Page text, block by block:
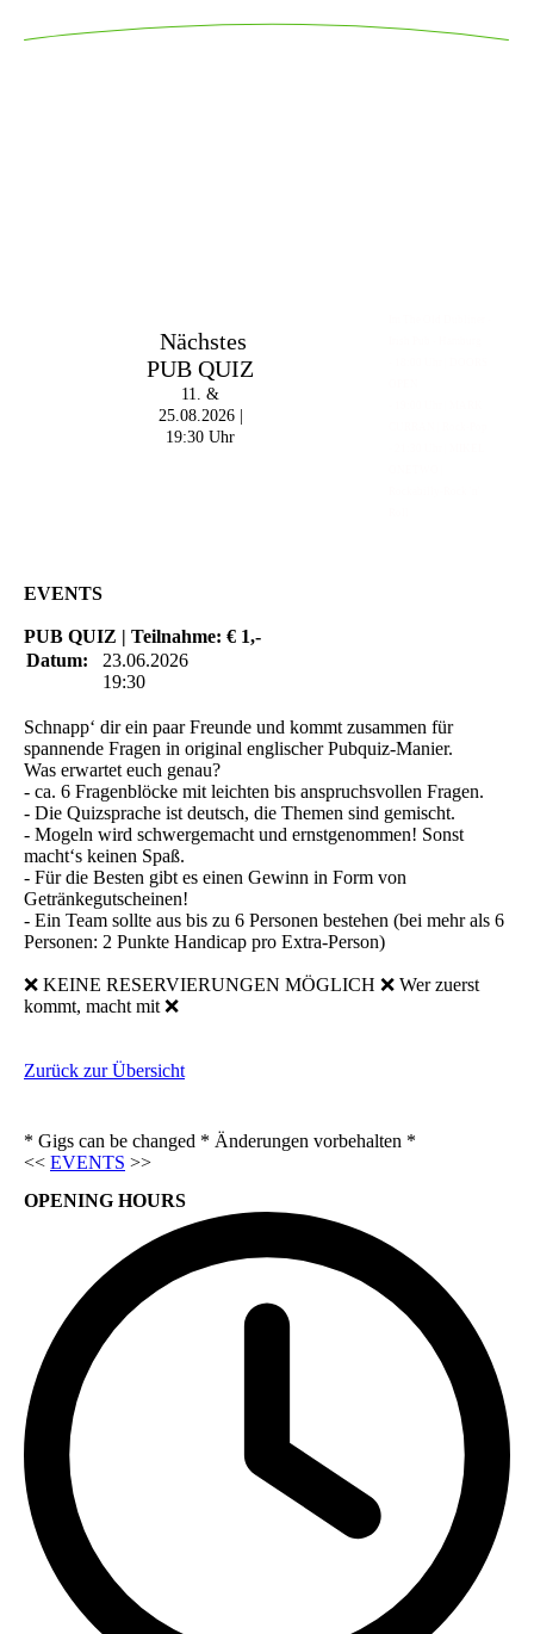
Nächstes
PUB QUIZ
11. &
25.08.2026 |
19:30 Uhr
EVENTS
PUB QUIZ | Teilnahme: € 1,-
Datum:
23.06.2026
19:30
Schnapp‘ dir ein paar Freunde und kommt zusammen für
spannende Fragen in original englischer Pubquiz-Manier.
Was erwartet euch genau?
- ca. 6 Fragenblöcke mit leichten bis anspruchsvollen Fragen.
- Die Quizsprache ist deutsch, die Themen sind gemischt.
- Mogeln wird schwergemacht und ernstgenommen! Sonst
macht‘s keinen Spaß.
- Für die Besten gibt es einen Gewinn in Form von
Getränkegutscheinen!
- Ein Team sollte aus bis zu 6 Personen bestehen (bei mehr als 6
Personen: 2 Punkte Handicap pro Extra-Person)
❌ KEINE RESERVIERUNGEN MÖGLICH ❌ Wer zuerst
kommt, macht mit ❌
Zurück zur Übersicht
* Gigs can be changed * Änderungen vorbehalten *
<< EVENTS >>
OPENING HOURS